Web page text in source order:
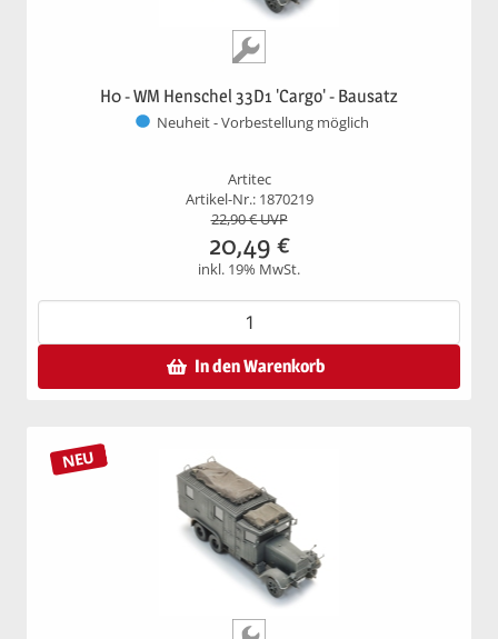
H0 - WM Henschel 33D1 'Cargo' - Bausatz
Neuheit - Vorbestellung möglich
Artitec
Artikel-Nr.: 1870219
22,90€ UVP
20,49 €
inkl. 19% MwSt.
In den Warenkorb
NEU